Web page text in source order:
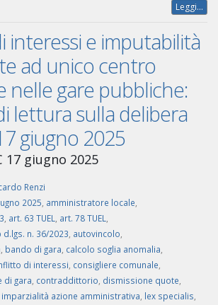
Leggi...
interessi e imputabilità
ad unico centro
nelle gare pubbliche:
lettura sulla delibera
giugno 2025
17 giugno 2025
Renzi
2025 amministratore locale
art. 63 TUEL art. 78 TUEL
n. 36/2023 autovincolo
bando di gara calcolo soglia anomalia
di interessi consigliere comunale
di gara contraddittorio dismissione quote
imparzialità azione amministrativa lex specialis